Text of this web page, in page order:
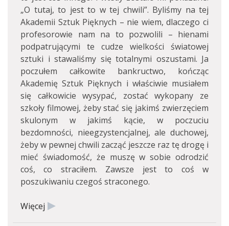
„O tutaj, to jest to w tej chwili”. Byliśmy na tej
Akademii Sztuk Pięknych – nie wiem, dlaczego ci
profesorowie nam na to pozwolili – hienami
podpatrującymi te cudze wielkości światowej
sztuki i stawaliśmy się totalnymi oszustami. Ja
poczułem całkowite bankructwo, kończąc
Akademię Sztuk Pięknych i właściwie musiałem
się całkowicie wysypać, zostać wykopany ze
szkoły filmowej, żeby stać się jakimś zwierzęciem
skulonym w jakimś kącie, w poczuciu
bezdomności, nieegzystencjalnej, ale duchowej,
żeby w pewnej chwili zacząć jeszcze raz tę drogę i
mieć świadomość, że muszę w sobie odrodzić
coś, co straciłem. Zawsze jest to coś w
poszukiwaniu czegoś straconego.
Więcej